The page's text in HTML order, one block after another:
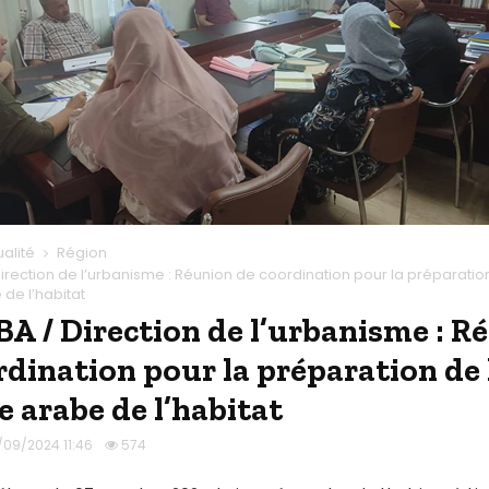
Région
de l’urbanisme : Réunion de coordination pour la
l’habitat
/ Direction de l’urbanisme :
pour la préparation de
arabe de l’habitat
2024 11:46 574